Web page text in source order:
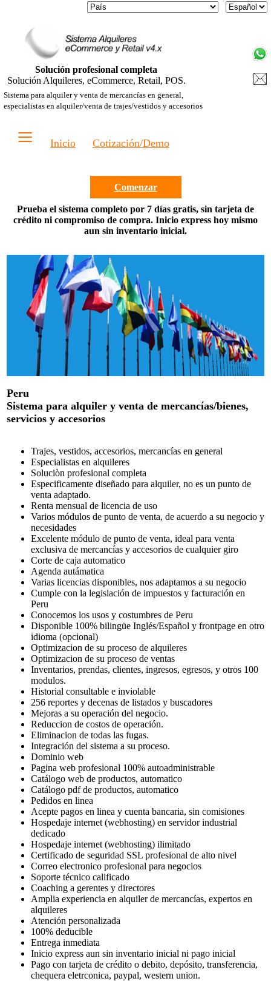
Solución profesional completa
Solución Alquileres, eCommerce, Retail, POS.
Sistema para alquiler y venta de mercancías en general,
especialistas en alquiler/venta de trajes/vestidos y accesorios
≡ Inicio Cotización/Demo
Comenzar
Prueba el sistema completo por 7 días gratis, sin tarjeta de
crédito ni compromiso de compra. Inicio express hoy mismo
aun sin inventario inicial.
Peru
Sistema para alquiler y venta de mercancías/bienes,
servicios y accesorios
Trajes, vestidos, accesorios, mercancías en general
Especialistas en alquileres
Soluciòn profesional completa
Especificamente diseñado para alquiler, no es un punto de
venta adaptado.
Renta mensual de licencia de uso
Varios módulos de punto de venta, de acuerdo a su negocio y
necesidades
Excelente módulo de punto de venta, ideal para venta
exclusiva de mercancías y accesorios de cualquier giro
Corte de caja automatico
Agenda autámatica
Varias licencias disponibles, nos adaptamos a su negocio
Cumple con la legislación de impuestos y facturación en
Peru
Conocemos los usos y costumbres de Peru
Disponible 100% bilingüe Inglés/Español y frontpage en otro
idioma (opcional)
Optimizacion de su proceso de alquileres
Optimizacion de su proceso de ventas
Inventarios, prendas, clientes, ingresos, egresos, y otros 100
modulos.
Historial consultable e inviolable
256 reportes y decenas de listados y buscadores
Mejoras a su operación del negocio.
Reduccion de costos de operación.
Eliminacion de todas las fugas.
Integración del sistema a su proceso.
Dominio web
Pagina web profesional 100% autoadministrable
Catálogo web de productos, automatico
Catálogo pdf de productos, automatico
Pedidos en linea
Acepte pagos en linea y cuenta bancaria, sin comisiones
Hospedaje internet (webhosting) en servidor industrial
dedicado
Hospedaje internet (webhosting) ilimitado
Certificado de seguridad SSL profesional de alto nivel
Correo electronico profesional para negocios
Soporte técnico calificado
Coaching a gerentes y directores
Amplia experiencia en alquiler de mercancías, expertos en
alquileres
Atención personalizada
100% deducible
Entrega inmediata
Inicio express aun sin inventario inicial ni pago inicial
Pago con tarjeta de crédito o debito, depósito, transferencia,
chequera eletrconica, paypal, western union.